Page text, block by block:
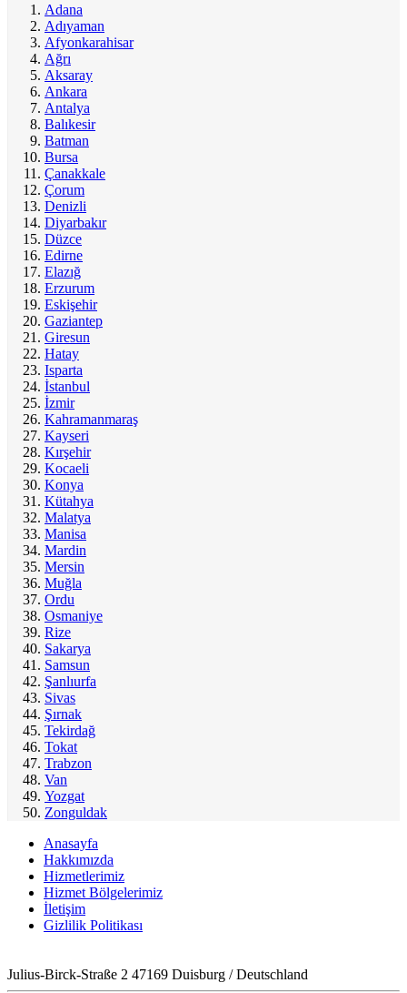
Adana
Adıyaman
Afyonkarahisar
Ağrı
Aksaray
Ankara
Antalya
Balıkesir
Batman
Bursa
Çanakkale
Çorum
Denizli
Diyarbakır
Düzce
Edirne
Elazığ
Erzurum
Eskişehir
Gaziantep
Giresun
Hatay
Isparta
İstanbul
İzmir
Kahramanmaraş
Kayseri
Kırşehir
Kocaeli
Konya
Kütahya
Malatya
Manisa
Mardin
Mersin
Muğla
Ordu
Osmaniye
Rize
Sakarya
Samsun
Şanlıurfa
Sivas
Şırnak
Tekirdağ
Tokat
Trabzon
Van
Yozgat
Zonguldak
Anasayfa
Hakkımızda
Hizmetlerimiz
Hizmet Bölgelerimiz
İletişim
Gizlilik Politikası
Julius-Birck-Straße 2 47169 Duisburg / Deutschland